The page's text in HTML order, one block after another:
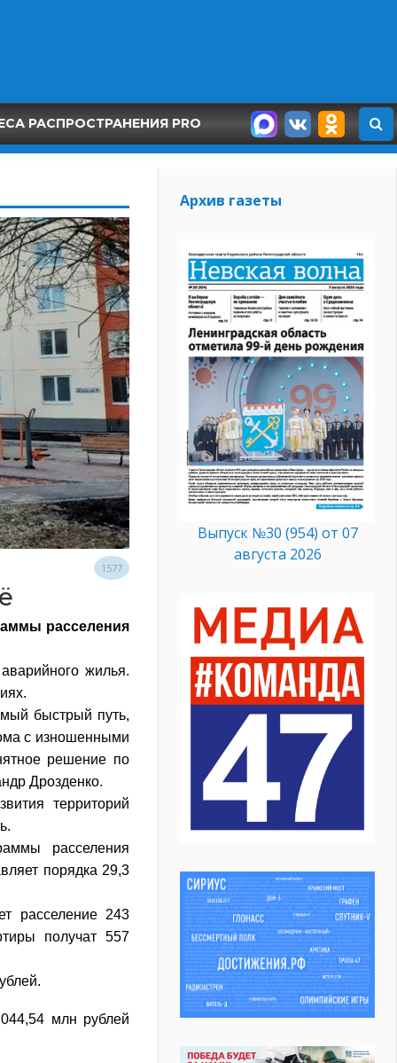
РАСПРОСТРАНЕНИЯ PRO
1577
расселения
жилья.
быстрый путь,
с изношенными
решение по
Дрозденко.
территорий
расселения
порядка 29,3
расселение 243
получат 557
млн рублей
Архив газеты
Выпуск №30 (954) от 07
августа 2026